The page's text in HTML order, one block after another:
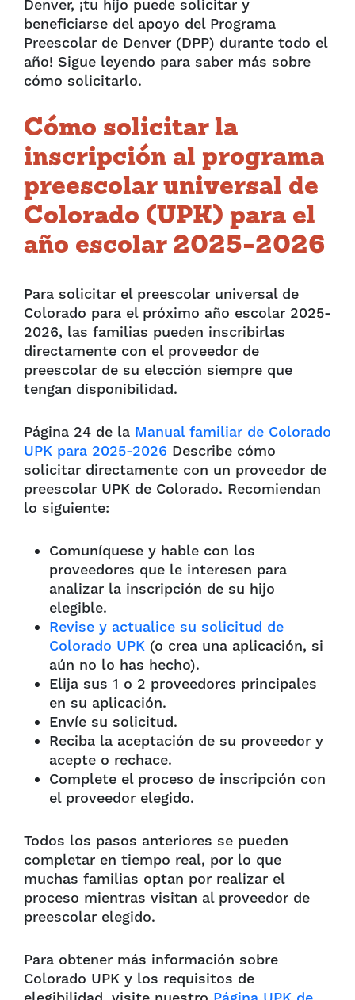
Denver, ¡tu hijo puede solicitar y
beneficiarse del apoyo del Programa
Preescolar de Denver (DPP) durante todo el
año! Sigue leyendo para saber más sobre
cómo solicitarlo.
Cómo solicitar la
inscripción al programa
preescolar universal de
Colorado (UPK) para el
año escolar 2025-2026
Para solicitar el preescolar universal de
Colorado para el próximo año escolar 2025-
2026, las familias pueden inscribirlas
directamente con el proveedor de
preescolar de su elección siempre que
tengan disponibilidad.
Página 24 de la Manual familiar de Colorado
UPK para 2025-2026 Describe cómo
solicitar directamente con un proveedor de
preescolar UPK de Colorado. Recomiendan
lo siguiente:
Comuníquese y hable con los
proveedores que le interesen para
analizar la inscripción de su hijo
elegible.
Revise y actualice su solicitud de
Colorado UPK (o crea una aplicación, si
aún no lo has hecho).
Elija sus 1 o 2 proveedores principales
en su aplicación.
Envíe su solicitud.
Reciba la aceptación de su proveedor y
acepte o rechace.
Complete el proceso de inscripción con
el proveedor elegido.
Todos los pasos anteriores se pueden
completar en tiempo real, por lo que
muchas familias optan por realizar el
proceso mientras visitan al proveedor de
preescolar elegido.
Para obtener más información sobre
Colorado UPK y los requisitos de